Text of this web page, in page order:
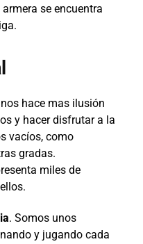
se encuentra
hace mas ilusión
y hacer disfrutar a la
vacíos, como
gradas.
miles de
. Somos unos
y jugando cada